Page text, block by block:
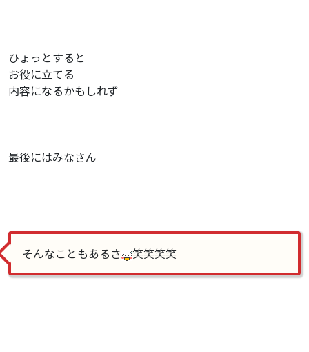
ひょっとすると
お役に立てる
内容になるかもしれず
最後にはみなさん
そんなこともあるさ 笑笑笑笑